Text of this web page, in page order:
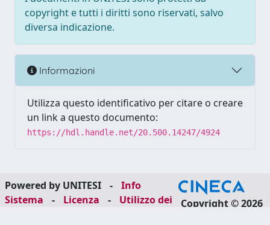
copyright e tutti i diritti sono riservati, salvo
diversa indicazione.
Informazioni
Utilizza questo identificativo per citare o creare
un link a questo documento:
https://hdl.handle.net/20.500.14247/4924
Powered by UNITESI -
Info
Sistema
- Licenza -
Utilizzo dei
Copyright © 2026